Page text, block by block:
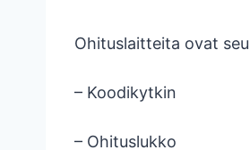
Ohituslaitteita ovat
– Koodikytkin
– Ohituslukko